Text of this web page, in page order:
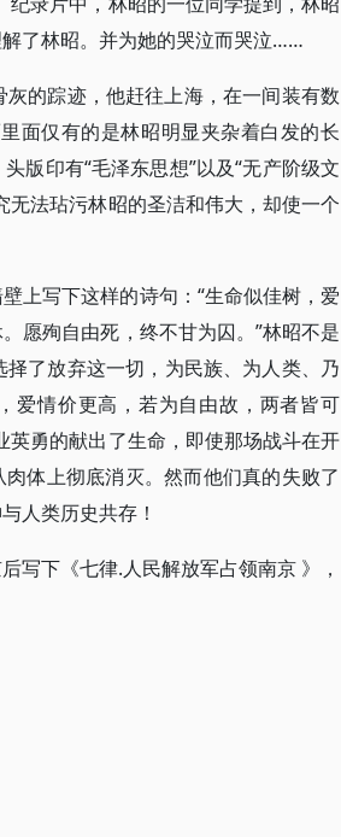
了林昭。并为她的哭泣而哭泣……
的踪迹，他赶往上海，在一间装有数
面仅有的是林昭明显夹杂着白发的长
版印有“毛泽东思想”以及“无产阶级文
法玷污林昭的圣洁和伟大，却使一个
上写下这样的诗句：“生命似佳树，爱
愿殉自由死，终不甘为囚。”林昭不是
了放弃这一切，为民族、为人类、乃
爱情价更高，若为自由故，两者皆可
英勇的献出了生命，即使那场战斗在开
体上彻底消灭。然而他们真的失败了
人类历史共存！
写下《七律.人民解放军占领南京 》，